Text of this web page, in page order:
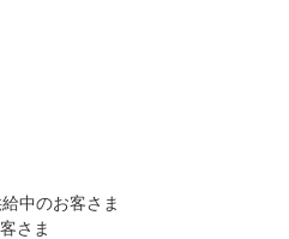
中のお客さま
さま